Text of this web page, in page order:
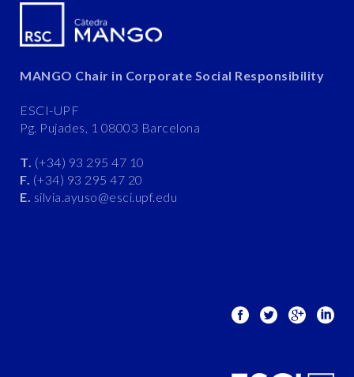
MANGO Chair in Corporate Social Responsibility
ESCI-UPF
Pg. Pujades, 1 08003 Barcelona
T. (+34) 93 295 47 10
F. (+34) 93 295 47 20
E. silvia.ayuso@esci.upf.edu